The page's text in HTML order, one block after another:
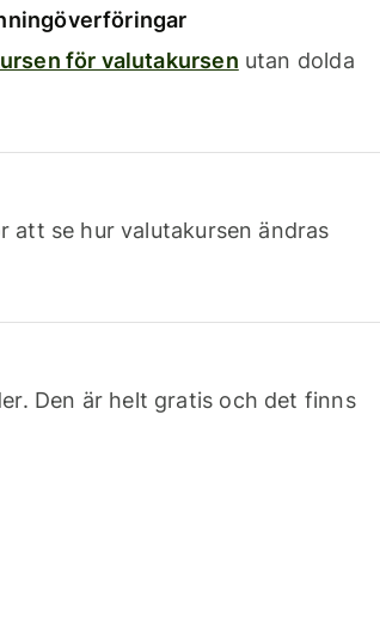
för valutakursen utan dolda
att se hur valutakursen ändras
Den är helt gratis och det finns